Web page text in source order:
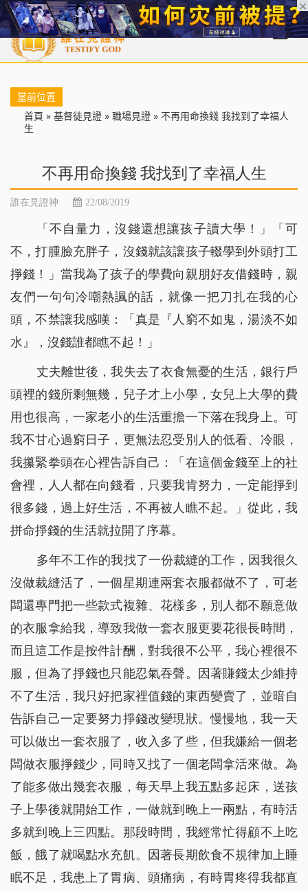
首頁 每日靈糧 天國福音 基督徒見證 信仰解答 聖經
當前位置
首頁 » 基督徒見證 » 職場見證 » 不再用命換錢 我找到了幸福人
生
不再用命換錢 我找到了幸福人生
誰在見證神 22/08/2019
「不自量力，沒錢還想讓孩子讀大學！」「可
不，打腫臉充胖子，沒錢就該讓孩子輟學到外頭打工
掙錢！」當我為了孩子的學費向親朋好友借錢時，親
友們一句句冷嘲熱諷的話，就像一把刀扎在我的心
頭，不禁讓我感嘆：「真是『人窮不如鬼，湯淡不如
水』，沒錢誰都瞧不起！」
丈夫離世後，我失去了衣食無憂的生活，銀行戶
頭裡的錢所剩無幾，兒子才上小學，女兒上大學的費
用也很高，一家老小的生活重擔一下落在我身上。可
我不甘心過窮日子，更無法忍受別人的低看、冷眼，
我攥緊拳頭在心裡告訴自己：「在這個金錢至上的社
會裡，人人都在向錢看，只要我肯努力，一定能掙到
很多錢，過上好生活，不再被人瞧不起。」從此，我
拼命掙錢的生活就拉開了序幕。
多年不工作的我找了一份裁縫的工作，因我很久
沒做裁縫活了，一個星期連兩套衣服都做不了，可老
闆還專門把一些款式複雜、花樣多，別人都不願意做
的衣服拿給我，導致我做一套衣服更要花很長時間，
而且這工作是按件計酬，對我很不公平，我心裡很不
服，但為了掙錢也只能忍氣吞聲。因著賺錢太少維持
不了生活，我只好把家裡值錢的東西變賣了，並暗自
告訴自己一定要努力掙錢改變現狀。慢慢地，我一天
可以做出一套衣服了，收入多了些，但我嫌給一個老
闆做衣服掙錢少，同時又找了一個老闆拿活來做。為
了能多做出幾套衣服，每天早上我五點多起床，送孩
子上學後就開始工作，一做就到晚上一兩點，有時活
多就到晚上三四點。那段時間，我經常忙得顧不上吃
飯，餓了就喝點水充飢。因著長期飲食不規律加上睡
眠不足，我患上了胃病、頭痛病，有時胃疼得我都直